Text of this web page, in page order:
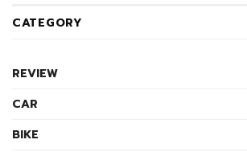
CATEGORY
REVIEW
CAR
BIKE